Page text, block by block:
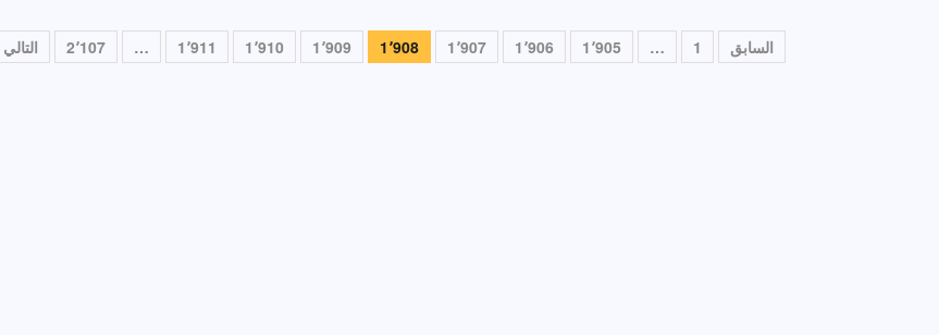
تعدد
السابق 1
… 1٬905 1٬906 1٬907 1٬908 1٬909 1٬910 1٬911 … 2٬107 التالي